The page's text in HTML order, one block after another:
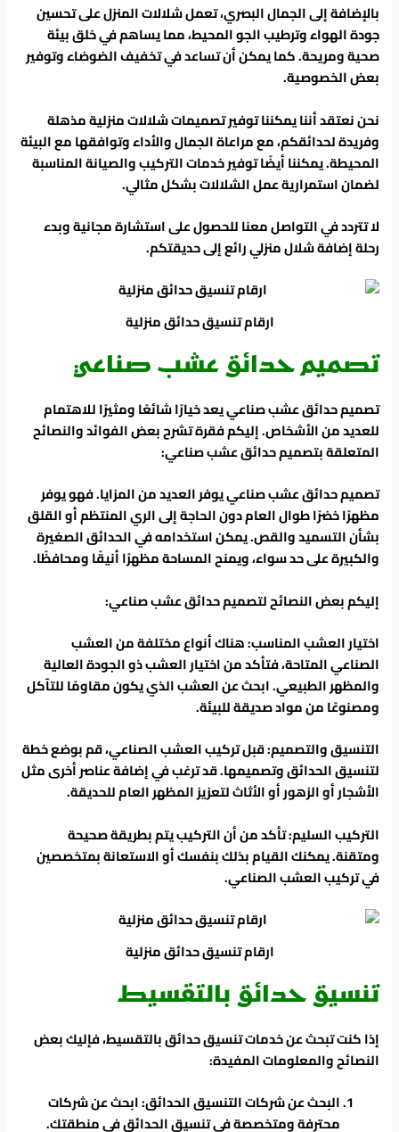
بالإضافة إلى الجمال البصري، تعمل شلالات المنزل على تحسين
جودة الهواء وترطيب الجو المحيط، مما يساهم في خلق بيئة
صحية ومريحة. كما يمكن أن تساعد في تخفيف الضوضاء وتوفير
بعض الخصوصية.
نحن نعتقد أننا يمكننا توفير تصميمات شلالات منزلية مذهلة
وفريدة لحدائقكم، مع مراعاة الجمال والأداء وتوافقها مع البيئة
المحيطة. يمكننا أيضًا توفير خدمات التركيب والصيانة المناسبة
لضمان استمرارية عمل الشلالات بشكل مثالي.
لا تتردد في التواصل معنا للحصول على استشارة مجانية وبدء
رحلة إضافة شلال منزلي رائع إلى حديقتكم.
ارقام تنسيق حدائق منزلية
تصميم حدائق عشب صناعي
تصميم حدائق عشب صناعي يعد خيارًا شائعًا ومثيرًا للاهتمام
للعديد من الأشخاص. إليكم فقرة تشرح بعض الفوائد والنصائح
المتعلقة بتصميم حدائق عشب صناعي:
تصميم حدائق عشب صناعي يوفر العديد من المزايا. فهو يوفر
مظهرًا خضرًا طوال العام دون الحاجة إلى الري المنتظم أو القلق
بشأن التسميد والقص. يمكن استخدامه في الحدائق الصغيرة
والكبيرة على حد سواء، ويمنح المساحة مظهرًا أنيقًا ومحافظًا.
إليكم بعض النصائح لتصميم حدائق عشب صناعي:
اختيار العشب المناسب: هناك أنواع مختلفة من العشب
الصناعي المتاحة، فتأكد من اختيار العشب ذو الجودة العالية
والمظهر الطبيعي. ابحث عن العشب الذي يكون مقاومًا للتآكل
ومصنوعًا من مواد صديقة للبيئة.
التنسيق والتصميم: قبل تركيب العشب الصناعي، قم بوضع خطة
لتنسيق الحدائق وتصميمها. قد ترغب في إضافة عناصر أخرى مثل
الأشجار أو الزهور أو الأثاث لتعزيز المظهر العام للحديقة.
التركيب السليم: تأكد من أن التركيب يتم بطريقة صحيحة
ومتقنة. يمكنك القيام بذلك بنفسك أو الاستعانة بمتخصصين
في تركيب العشب الصناعي.
ارقام تنسيق حدائق منزلية
تنسيق حدائق بالتقسيط
إذا كنت تبحث عن خدمات تنسيق حدائق بالتقسيط، فإليك بعض
النصائح والمعلومات المفيدة:
البحث عن شركات التنسيق الحدائق: ابحث عن شركات
محترفة ومتخصصة في تنسيق الحدائق في منطقتك.